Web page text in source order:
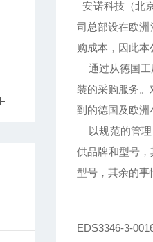
安诺科技（北
司总部设在欧
购成本，因此本
通过从德国工
装的采购服务
到的德国及欧洲
以规范的管理
供品牌和型号
型号，其余的事
EDS3346-3-